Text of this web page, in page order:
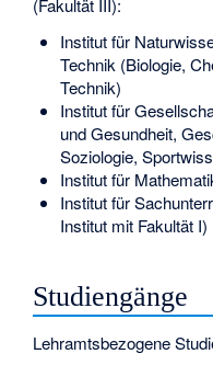
(Fakultät III):
Institut für
Technik (Biologie,
Technik)
Institut für
und Gesundheit,
Soziologie,
Institut für
Institut für
Institut mit Fakultät I)
Studiengänge
Lehramtsbezogene